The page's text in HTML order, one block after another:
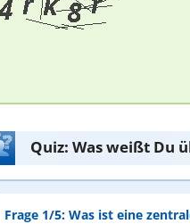
Quiz: Was weißt Du
Frage 1/5: Was ist eine